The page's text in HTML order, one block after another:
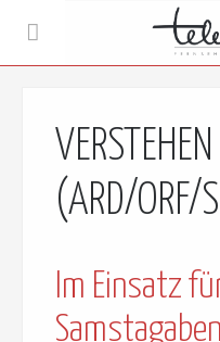
(ARD/ORF/
Im Einsatz